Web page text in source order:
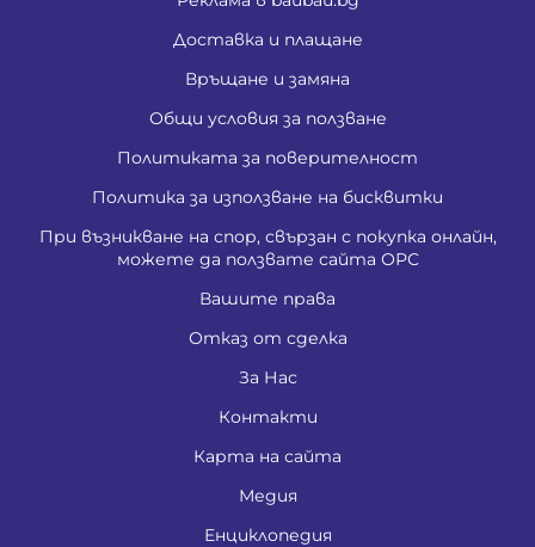
Доставка и плащане
Връщане и замяна
Общи условия за ползване
Политиката за поверителност
Политика за използване на бисквитки
При възникване на спор, свързан с покупка онлайн,
можете да ползвате сайта ОРС
Вашите права
Отказ от сделка
За Нас
Контакти
Карта на сайта
Медия
Енциклопедия